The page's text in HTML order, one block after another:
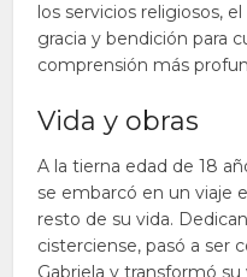
los servicios religiosos,
gracia y bendición para
comprensión más
Vida y obras
A la tierna edad de 18
se embarcó en un viaje
resto de su vida.
cisterciense, pasó a ser
Gabriela y transformó